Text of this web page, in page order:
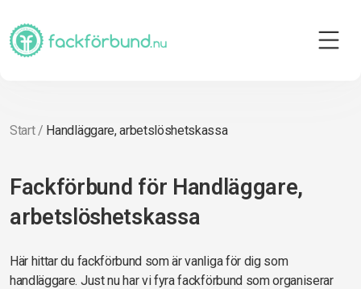
Start/ Handläggare, arbetslöshetskassa
Fackförbund för Handläggare,
arbetslöshetskassa
Här hittar du fackförbund som är vanliga för dig som
handläggare. Just nu har vi fyra fackförbund som organiserar